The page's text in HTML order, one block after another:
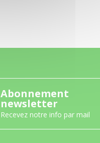
Abonnement
newsletter
Recevez notre info par mail